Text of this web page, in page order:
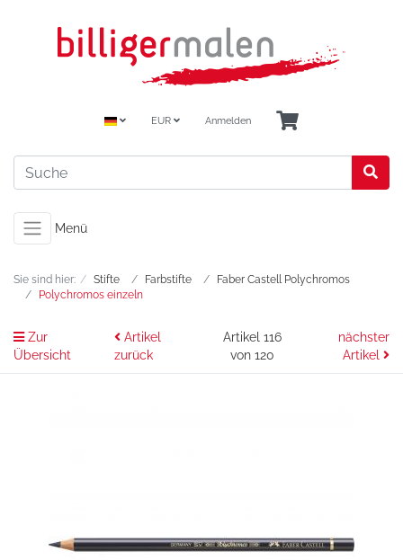
EUR Anmelden
Menü
Sie sind hier: Stifte Farbstifte
Faber Castell Polychromos
Polychromos einzeln
Zur
Übersicht
Artikel
zurück
Artikel 116
von 120
nächster
Artikel